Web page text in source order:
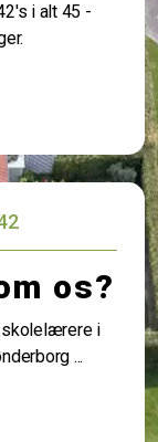
i alt 45 -
os?
skolelærere i
...